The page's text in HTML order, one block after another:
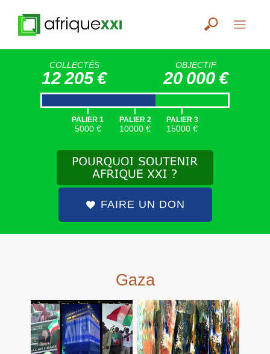
COLLECTÉS
12 205 €
OBJECTIF
20 000 €
|
PALIER 1
5000 €
|
PALIER 2
10000 €
|
PALIER 3
15000 €
FAIRE UN DON
Gaza